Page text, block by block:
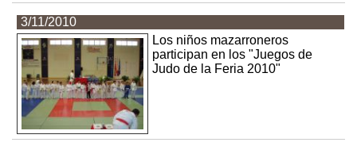
3/11/2010
Los niños mazarroneros
participan en los "Juegos de
Judo de la Feria 2010"